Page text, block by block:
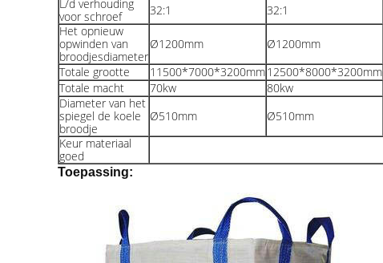
L/d verhouding
voor schroef
32:1 32:1
Het opnieuw
opwinden van
broodjesdiameter
Ø1200mm Ø1200mm
Totale grootte
11500*7000*3200mm12500*8000*3200mm
Totale macht
70kw 80kw
Diameter van het
spiegel de koele
broodje
Ø510mm Ø510mm
Keur materiaal
goed
Toepassing: